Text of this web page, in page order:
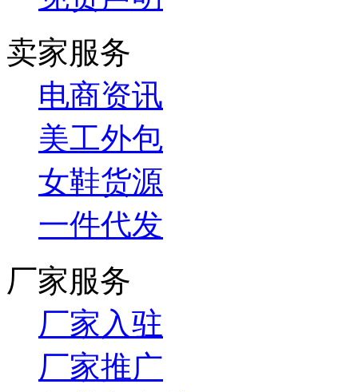
卖家服务
电商资讯
美工外包
女鞋货源
一件代发
厂家服务
厂家入驻
厂家推广